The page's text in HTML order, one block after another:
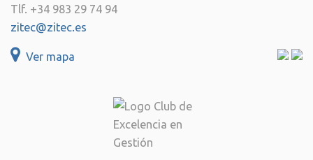
Tlf. +34 983 29 74 94
zitec@zitec.es
Ver mapa